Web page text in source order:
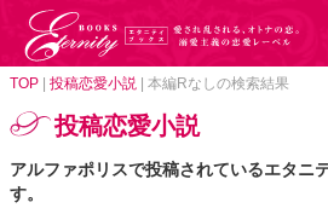
TOP 投稿恋愛小説 本編Rなしの検索結果
投稿恋愛小説
アルファポリスで投稿されているエタニ
す。